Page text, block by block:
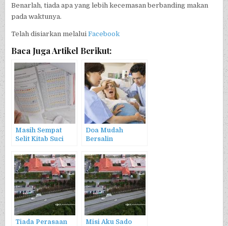
Benarlah, tiada apa yang lebih kecemasan berbanding makan
pada waktunya.
Telah disiarkan melaluiFacebook
Baca Juga Artikel Berikut:
Masih Sempat
Selit Kitab Suci
Doa Mudah
Bersalin
Tiada Perasaan
Misi Aku Sado